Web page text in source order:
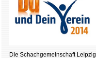
Die Schachgemeinschaft Leipzig